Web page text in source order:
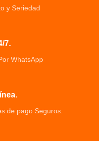
y Seriedad
7.
WhatsApp
de pago Seguros.